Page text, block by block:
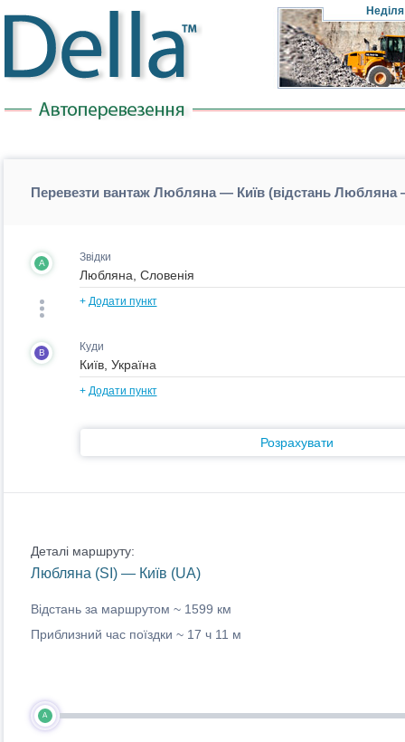
Неділя
Перевезти вантаж Любляна — Київ (відстань Любляна
A Звідки
+ Додати пункт
B Куди
+ Додати пункт
Розрахувати
Деталі маршруту:
Любляна (SI) — Київ (UA)
Відстань за маршрутом ~ 1599 км
Приблизний час поїздки ~ 17 ч 11 м
A